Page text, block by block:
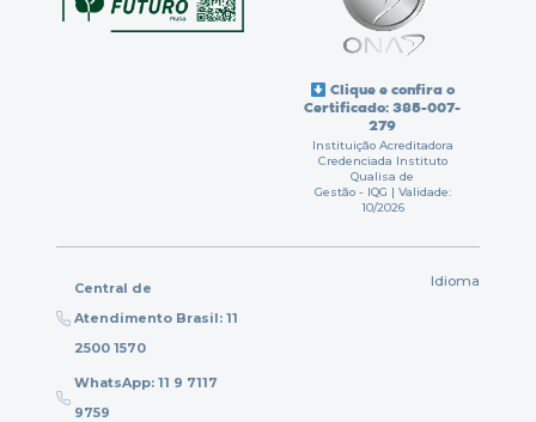
Clique e confira o
Certificado: 385-007-
279
Instituição Acreditadora
Credenciada Instituto
Qualisa de
Gestão - IQG | Validade:
10/2026
Central de
Atendimento Brasil: 11
2500 1570
WhatsApp: 11 9 7117
9759
Idioma